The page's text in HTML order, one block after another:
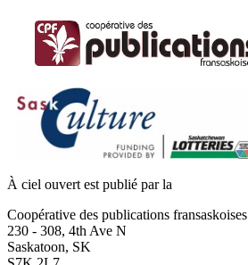
À ciel ouvert est publié par la
Coopérative des publications fransaskoises
230 - 308, 4th Ave N
Saskatoon, SK